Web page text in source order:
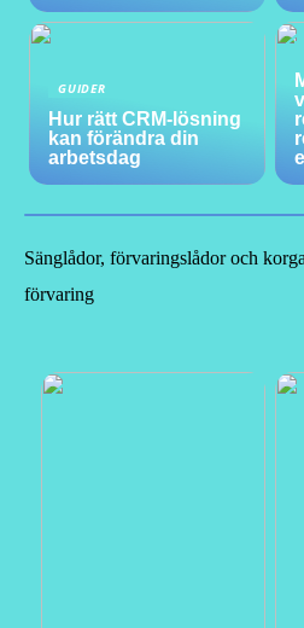
GUIDER
Hur rätt CRM-lösning
kan förändra din
arbetsdag
Sänglådor, förvaringslådor och
förvaring